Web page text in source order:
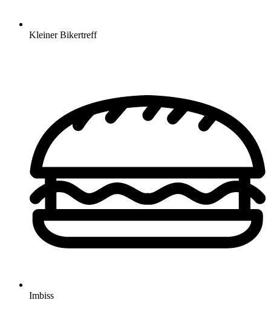
Kleiner Bikertreff
Imbiss